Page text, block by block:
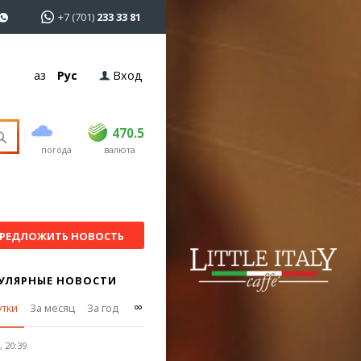
+7 (701) 233 33 81
Қаз Рус Вход
погода
470.5
USD 469 470.5
EUR валюта
НОВОСТЬ
НОВОСТИ
За месяц За год ∞
20:39